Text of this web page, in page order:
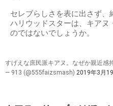
セレブらしさを表に出さず
ハリウッドスターは、キアヌ
のではないでしょうか。
すげえな庶民派キアヌ。なぜか親近感
— 913 (@555faizsmash) 2019年3月